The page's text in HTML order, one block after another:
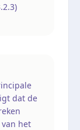
dat de
het